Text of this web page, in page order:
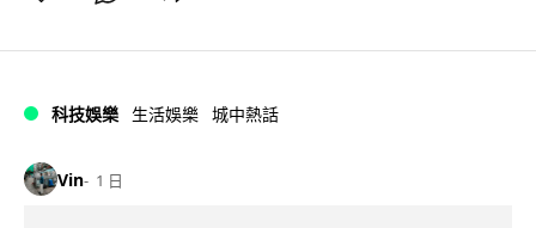
科技娛樂 生活娛樂 城中熱話
Vin 1 日